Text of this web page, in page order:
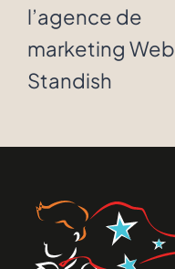
l’agence de
marketing Web
Standish